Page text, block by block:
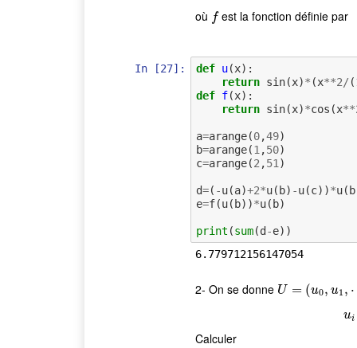
où f
f est la fonction définie par
In [27]: def u(x):
return sin(x)* (x**2/ (
def f(x):
return sin(x)*cos (x**
a=arange(0,49)
b=arange(1 ,50)
c=arange(2 ,51 )
d=( -u(a)+2*u( b) -u(c))*u( b
e=f(u( b))*u( b)
print (sum(d -e))
6.779712156147054
2- On se donne U = (u0, u1 ,
U= (u 0,u1,⋯,u
ui
Calculer